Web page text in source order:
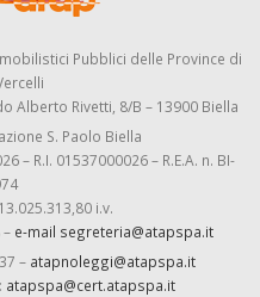
Pubblici delle Province di
Alberto Rivetti, 8/B – 13900 Biella
S. Paolo Biella
– R.I. 01537000026 – R.E.A. n. BI-
i.v.
e-mail segreteria@atapspa.it
– atapnoleggi@atapspa.it
atapspa@cert.atapspa.it